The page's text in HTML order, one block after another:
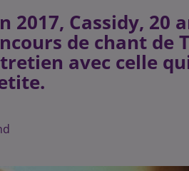
2017, Cassidy, 20
de chant de
avec celle